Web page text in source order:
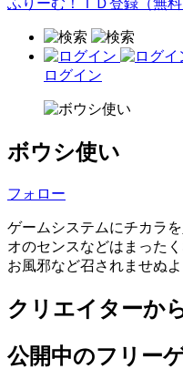
ふりーむ！ＩＤ登録（無料
ログイン
ボウシ使い
フォロー
ゲームシステムにチカラ
オのセンスなどはまった
お風邪など召されませぬ
クリエイターか
公開中のフリー